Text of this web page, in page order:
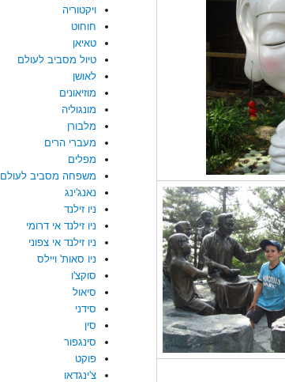
ויקטוריה
חוחוט
טאיאן
טיול מסביב לעולם
לאושן
מוזיאונים
מונגוליה
מלבורן
מעברי הרים
מפלים
משפחה מסביב לעולם
נאנג'ינג
ניו זילנד
ניו זילנד אי דרומי
ניו זילנד אי צפוני
ניו סאות' ויילס
סוקצ'ו
סיאול
סידני
סין
סינגפור
פוקט
צ'ינגדאו